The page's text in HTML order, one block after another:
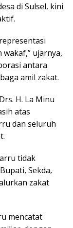
di Sulsel, kini
wakaf,” ujarnya,
antara
amil zakat.
H. La Minu
atas
dan seluruh
tidak
Sekda,
zakat
mencatat